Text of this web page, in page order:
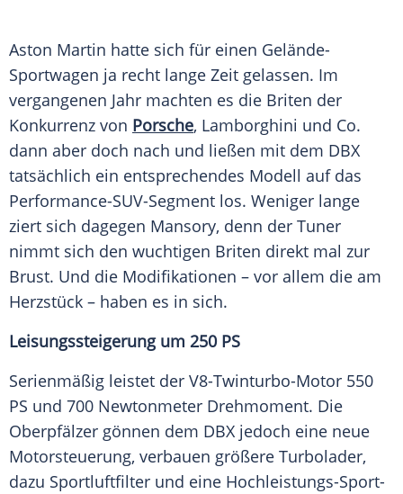
Aston Martin hatte sich für einen Gelände-
Sportwagen ja recht lange Zeit gelassen. Im
vergangenen Jahr machten es die Briten der
Konkurrenz von Porsche, Lamborghini und Co.
dann aber doch nach und ließen mit dem DBX
tatsächlich ein entsprechendes Modell auf das
Performance-SUV-Segment los. Weniger lange
ziert sich dagegen Mansory, denn der Tuner
nimmt sich den wuchtigen Briten direkt mal zur
Brust. Und die Modifikationen – vor allem die am
Herzstück – haben es in sich.
Leisungssteigerung um 250 PS
Serienmäßig leistet der V8-Twinturbo-Motor 550
PS und 700 Newtonmeter Drehmoment. Die
Oberpfälzer gönnen dem DBX jedoch eine neue
Motorsteuerung, verbauen größere Turbolader,
dazu Sportluftfilter und eine Hochleistungs-Sport-